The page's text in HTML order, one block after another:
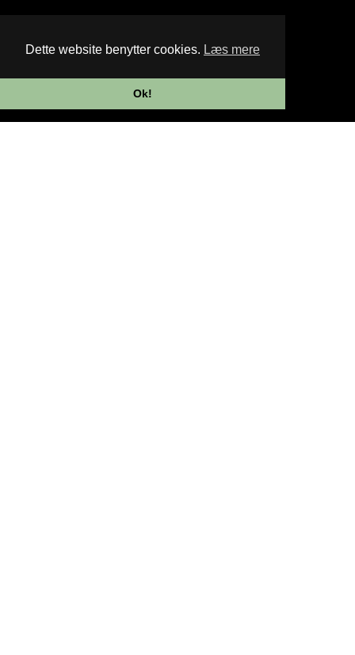
Dette website benytter cookies. Læs mere
Ok!